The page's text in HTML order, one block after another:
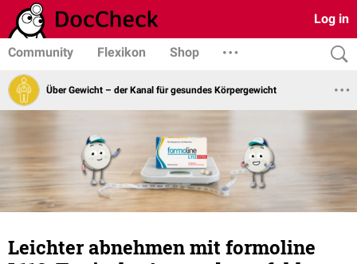
Log in
Community Flexikon Shop
Über Gewicht – der Kanal für gesundes Körpergewicht
Leichter abnehmen mit formoline